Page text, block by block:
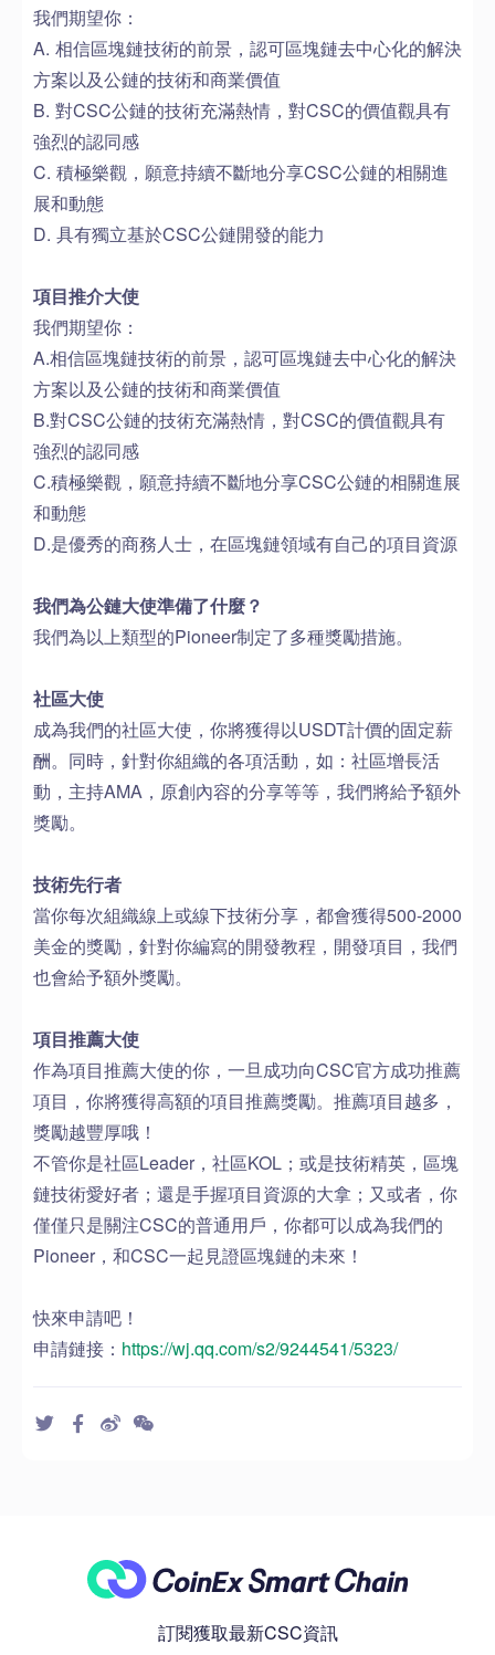
我們期望你：
A. 相信區塊鏈技術的前景，認可區塊鏈去中心化的解決
方案以及公鏈的技術和商業價值
B. 對CSC公鏈的技術充滿熱情，對CSC的價值觀具有
強烈的認同感
C. 積極樂觀，願意持續不斷地分享CSC公鏈的相關進
展和動態
D. 具有獨立基於CSC公鏈開發的能力
項目推介大使
我們期望你：
A.相信區塊鏈技術的前景，認可區塊鏈去中心化的解決
方案以及公鏈的技術和商業價值
B.對CSC公鏈的技術充滿熱情，對CSC的價值觀具有
強烈的認同感
C.積極樂觀，願意持續不斷地分享CSC公鏈的相關進展
和動態
D.是優秀的商務人士，在區塊鏈領域有自己的項目資源
我們為公鏈大使準備了什麼？
我們為以上類型的Pioneer制定了多種獎勵措施。
社區大使
成為我們的社區大使，你將獲得以USDT計價的固定薪
酬。同時，針對你組織的各項活動，如：社區增長活
動，主持AMA，原創內容的分享等等，我們將給予額外
獎勵。
技術先行者
當你每次組織線上或線下技術分享，都會獲得500-2000
美金的獎勵，針對你編寫的開發教程，開發項目，我們
也會給予額外獎勵。
項目推薦大使
作為項目推薦大使的你，一旦成功向CSC官方成功推薦
項目，你將獲得高額的項目推薦獎勵。推薦項目越多，
獎勵越豐厚哦！
不管你是社區Leader，社區KOL；或是技術精英，區塊
鏈技術愛好者；還是手握項目資源的大拿；又或者，你
僅僅只是關注CSC的普通用戶，你都可以成為我們的
Pioneer，和CSC一起見證區塊鏈的未來！
快來申請吧！
申請鏈接： https://wj.qq.com/s2/9244541/5323/
訂閱獲取最新CSC資訊